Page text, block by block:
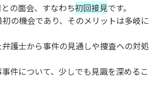
の面会、すなわち初回接見です。
の機会であり、そのメリットは多岐
護士から事件の見通しや捜査への対
件について、少しでも見識を深める